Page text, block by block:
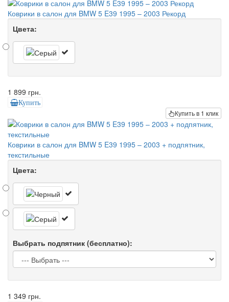
Коврики в салон для BMW 5 E39 1995 – 2003 Рекорд
Цвета:
1 899 грн.
Купить
Купить в 1 клик
Коврики в салон для BMW 5 E39 1995 – 2003 + подпятник,
текстильные
Цвета:
Выбрать подпятник (бесплатно):
1 349 грн.